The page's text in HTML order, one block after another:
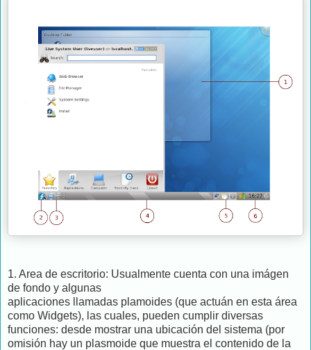
1. Area de escritorio: Usualmente cuenta con una imágen
de fondo y algunas
aplicaciones llamadas plamoides (que actuán en esta área
como Widgets), las cuales, pueden cumplir diversas
funciones: desde mostrar una ubicación del sistema (por
omisión hay un plasmoide que muestra el contenido de la